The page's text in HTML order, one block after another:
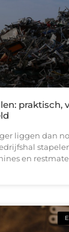
praktisch,
liggen dan
en